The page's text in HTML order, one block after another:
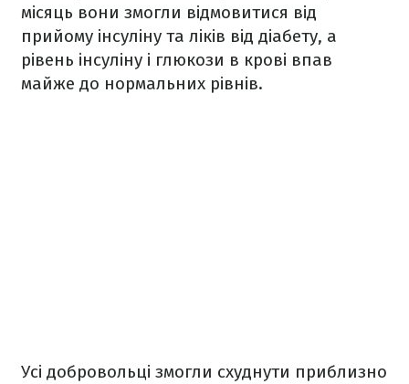
місяць вони змогли відмовитися від
прийому інсуліну та ліків від діабету, а
рівень інсуліну і глюкози в крові впав
майже до нормальних рівнів.
Усі добровольці змогли схуднути приблизно